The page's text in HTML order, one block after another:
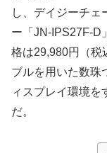
し、デイジーチェ
ー「JN-IPS27F-D
格は29,980円（税
ブルを用いた数珠
ィスプレイ環境を
だ。